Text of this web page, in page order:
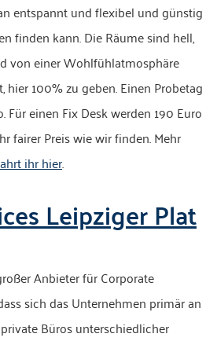
entspannt und flexibel und günstig
finden kann. Die Räume sind hell,
von einer Wohlfühlatmosphäre
hier 100% zu geben. Einen Probetag
Für einen Fix Desk werden 190 Euro
fairer Preis wie wir finden. Mehr
ihr hier.
Leipziger Plat
Anbieter für Corporate
sich das Unternehmen primär an
Büros unterschiedlicher